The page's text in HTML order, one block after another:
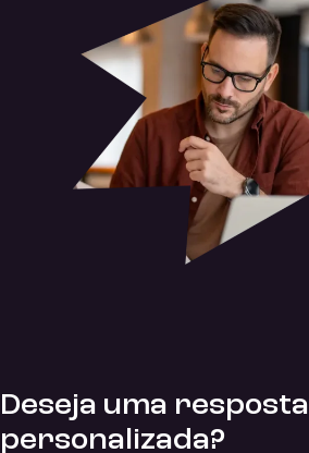
Deseja uma resposta
personalizada?